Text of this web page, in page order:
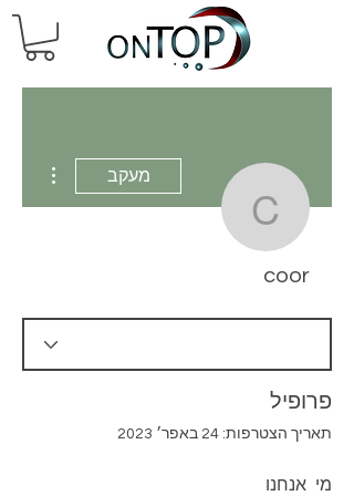
coor
מעקב
coor
פרופיל
תאריך הצטרפות: 24 באפר׳ 2023
מי אנחנו